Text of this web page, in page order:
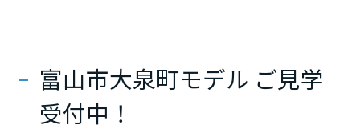
ミサワアイデンティティ
富山市大泉町モデル ご見学
受付中！
神奈川県
甲信越・北陸